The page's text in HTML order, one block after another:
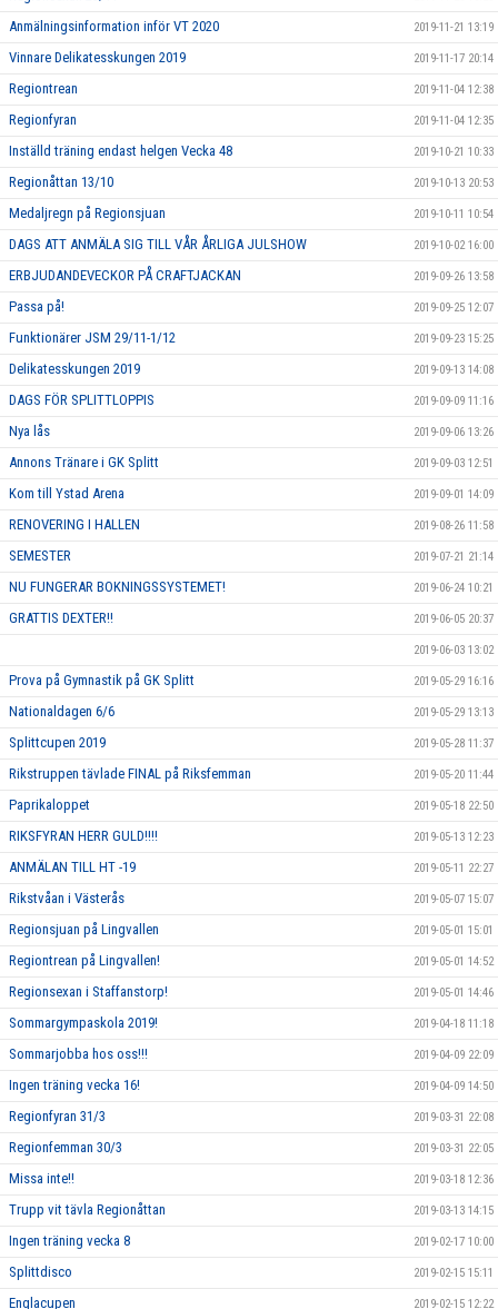
Anmälningsinformation inför VT 2020 2019-11-21 13:19
Vinnare Delikatesskungen 2019 2019-11-17 20:14
Regiontrean 2019-11-04 12:38
Regionfyran 2019-11-04 12:35
Inställd träning endast helgen Vecka 48 2019-10-21 10:33
Regionåttan 13/10 2019-10-13 20:53
Medaljregn på Regionsjuan 2019-10-11 10:54
DAGS ATT ANMÄLA SIG TILL VÅR ÅRLIGA JULSHOW 2019-10-02 16:00
ERBJUDANDEVECKOR PÅ CRAFTJACKAN 2019-09-26 13:58
Passa på! 2019-09-25 12:07
Funktionärer JSM 29/11-1/12 2019-09-23 15:25
Delikatesskungen 2019 2019-09-13 14:08
DAGS FÖR SPLITTLOPPIS 2019-09-09 11:16
Nya lås 2019-09-06 13:26
Annons Tränare i GK Splitt 2019-09-03 12:51
Kom till Ystad Arena 2019-09-01 14:09
RENOVERING I HALLEN 2019-08-26 11:58
SEMESTER 2019-07-21 21:14
NU FUNGERAR BOKNINGSSYSTEMET! 2019-06-24 10:21
GRATTIS DEXTER!! 2019-06-05 20:37
2019-06-03 13:02
Prova på Gymnastik på GK Splitt 2019-05-29 16:16
Nationaldagen 6/6 2019-05-29 13:13
Splittcupen 2019 2019-05-28 11:37
Rikstruppen tävlade FINAL på Riksfemman 2019-05-20 11:44
Paprikaloppet 2019-05-18 22:50
RIKSFYRAN HERR GULD!!!! 2019-05-13 12:23
ANMÄLAN TILL HT -19 2019-05-11 22:27
Rikstvåan i Västerås 2019-05-07 15:07
Regionsjuan på Lingvallen 2019-05-01 15:01
Regiontrean på Lingvallen! 2019-05-01 14:52
Regionsexan i Staffanstorp! 2019-05-01 14:46
Sommargympaskola 2019! 2019-04-18 11:18
Sommarjobba hos oss!!! 2019-04-09 22:09
Ingen träning vecka 16! 2019-04-09 14:50
Regionfyran 31/3 2019-03-31 22:08
Regionfemman 30/3 2019-03-31 22:05
Missa inte!! 2019-03-18 12:36
Trupp vit tävla Regionåttan 2019-03-13 14:15
Ingen träning vecka 8 2019-02-17 10:00
Splittdisco 2019-02-15 15:11
Englacupen 2019-02-15 12:22